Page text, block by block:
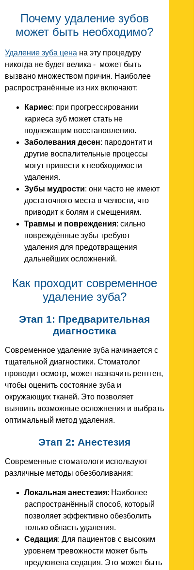
Почему удаление зубов
может быть необходимо?
Удаление зуба цена на эту процедуру
никогда не будет велика - может быть
вызвано множеством причин. Наиболее
распространённые из них включают:
Кариес: при прогрессировании
кариеса зуб может стать не
подлежащим восстановлению.
Заболевания десен: пародонтит и
другие воспалительные процессы
могут привести к необходимости
удаления.
Зубы мудрости: они часто не имеют
достаточного места в челюсти, что
приводит к болям и смещениям.
Травмы и повреждения: сильно
повреждённые зубы требуют
удаления для предотвращения
дальнейших осложнений.
Как проходит современное
удаление зуба?
Этап 1: Предварительная
диагностика
Современное удаление зуба начинается с
тщательной диагностики. Стоматолог
проводит осмотр, может назначить рентген,
чтобы оценить состояние зуба и
окружающих тканей. Это позволяет
выявить возможные осложнения и выбрать
оптимальный метод удаления.
Этап 2: Анестезия
Современные стоматологи используют
различные методы обезболивания:
Локальная анестезия: Наиболее
распространённый способ, который
позволяет эффективно обезболить
только область удаления.
Седация: Для пациентов с высоким
уровнем тревожности может быть
предложена седация. Это может быть